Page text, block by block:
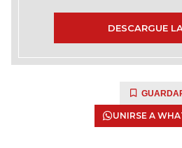
DESCARGUE
UNIRSE A